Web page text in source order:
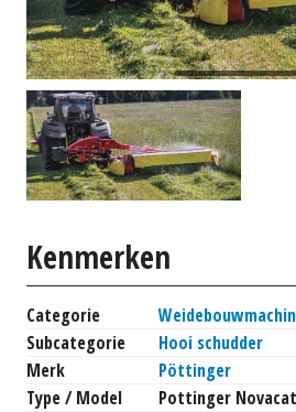
Kenmerken
Categorie
Subcategorie
Hooi schudder
Merk
Pöttinger
Type / Model
Pottinger